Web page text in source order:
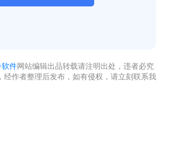
软件网站编辑出品转载请注明出处，违者必究
经作者整理后发布，如有侵权，请立刻联系我